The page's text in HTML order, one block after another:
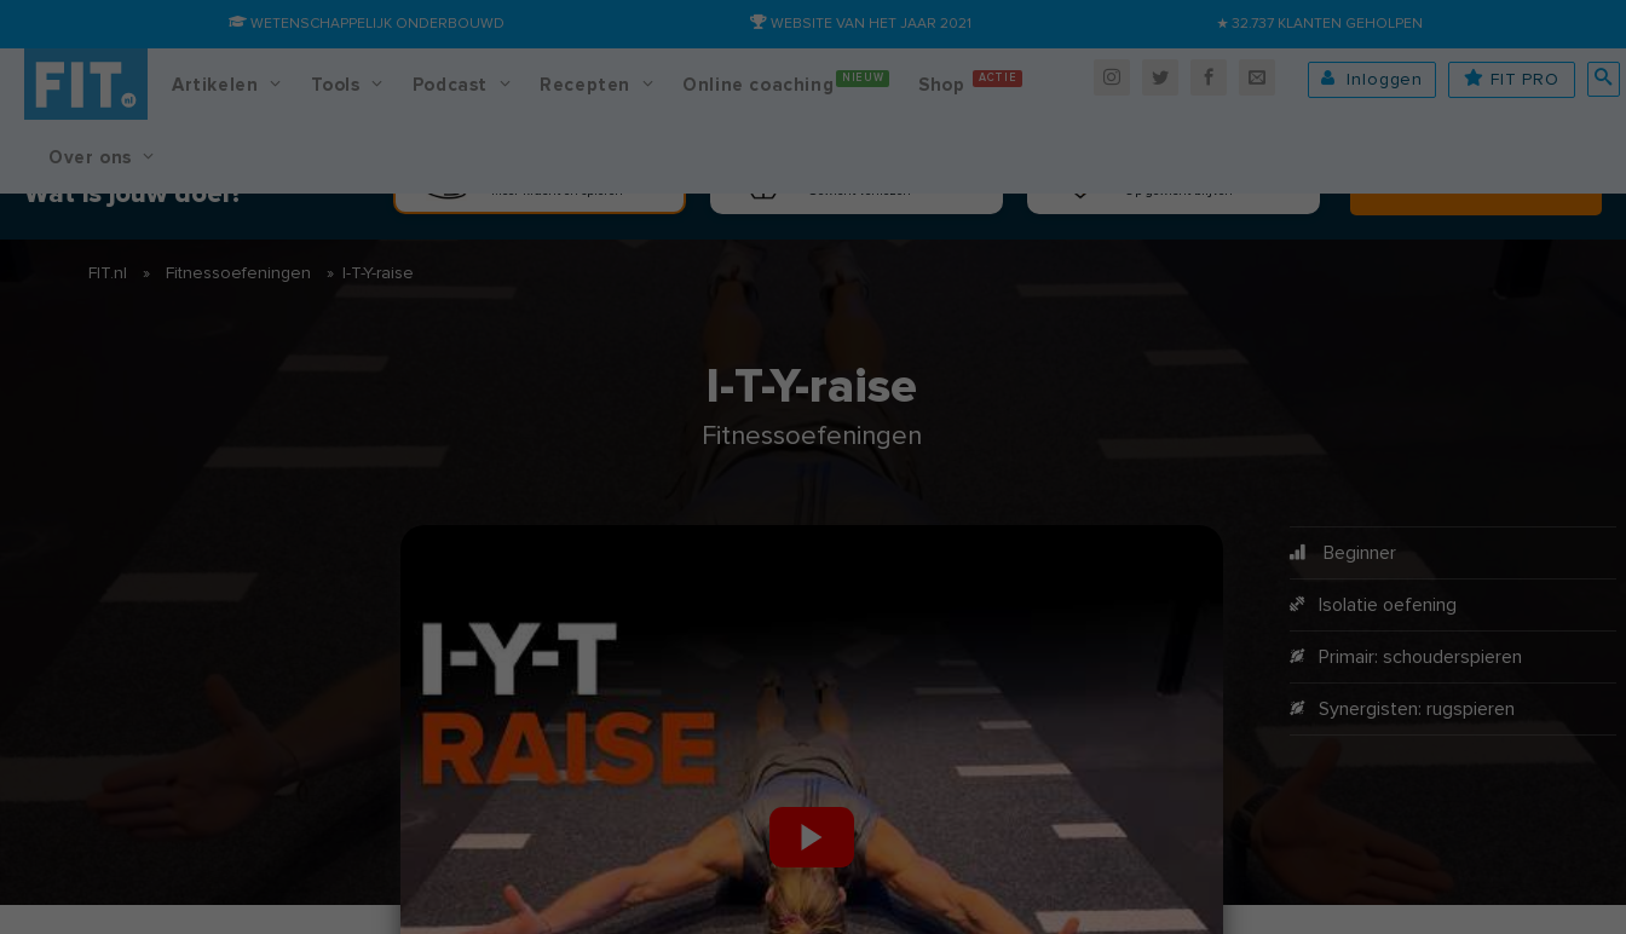
WETENSCHAPPELIJK ONDERBOUWD WEBSITE VAN HET JAAR 2021 ★ 32.737 KLANTEN GEHOLPEN
Artikelen Tools Podcast Recepten Online coaching NIEUW Shop ACTIE
Over ons
Inloggen FIT PRO
Training & voedingsplan
Wat is jouw doel?
FIT.nl » Fitnessoefeningen » I-T-Y-raise
I-T-Y-raise
Fitnessoefeningen
Beginner
Isolatie oefening
Primair: schouderspieren
Synergisten: rugspieren